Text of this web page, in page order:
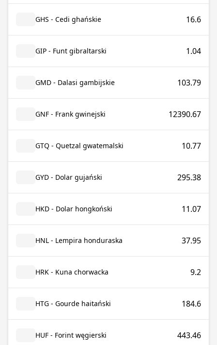
GHS - Cedi ghańskie 16.6
GIP - Funt gibraltarski 1.04
GMD - Dalasi gambijskie 103.79
GNF - Frank gwinejski 12390.67
GTQ - Quetzal gwatemalski 10.77
GYD - Dolar gujański 295.38
HKD - Dolar hongkoński 11.07
HNL - Lempira honduraska 37.95
HRK - Kuna chorwacka 9.2
HTG - Gourde haitański 184.6
HUF - Forint węgierski 443.46